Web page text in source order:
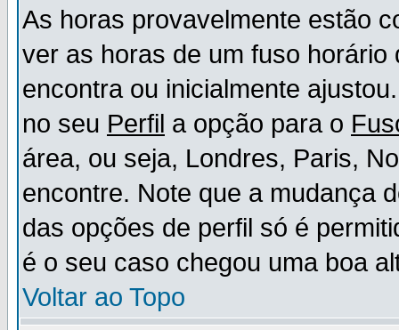
As horas provavelmente estão
ver as horas de um fuso
encontra ou inicialmente
no seu Perfil a opção para o
área, ou seja, Londres, Paris,
encontre. Note que a mudança
das opções de perfil só é
é o seu caso chegou uma boa
Voltar ao Topo